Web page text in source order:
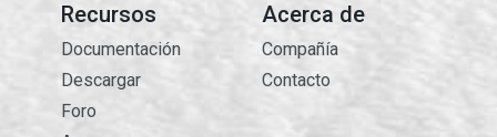
Recursos
Documentación
Descargar
Foro
Acerca de
Compañía
Contacto